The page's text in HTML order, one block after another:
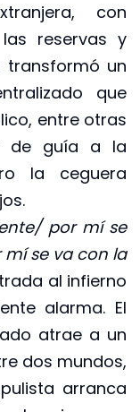
con
reservas y
transformó un
que
entre otras
de guía a la
la ceguera
por mí se
se va con la
al infierno
alarma. El
atrae a un
dos mundos,
arranca